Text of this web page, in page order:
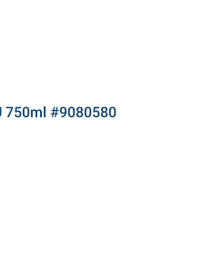
750ml #9080580